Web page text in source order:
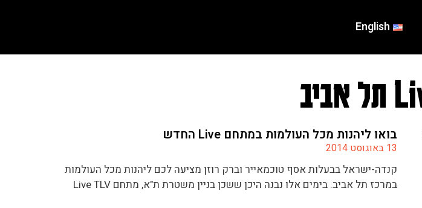
English
בואו ליהנות מכל העולמות במתחם Live החדש
13 באוגוסט 2014
קנדה-ישראל בבעלות אסף טוכמאייר וברק רוזן מציעה לכם ליהנות מכל העולמות
במרכז תל אביב. בימים אלו נבנה היכן ששכן בניין משטרת ת"א, מתחם Live TLV